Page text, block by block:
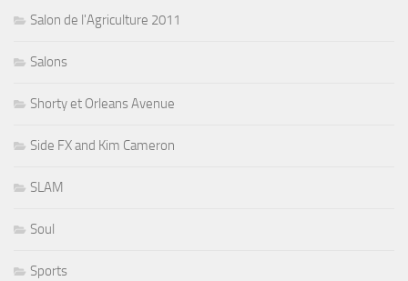
Salon de l'Agriculture 2011
Salons
Shorty et Orleans Avenue
Side FX and Kim Cameron
SLAM
Soul
Sports